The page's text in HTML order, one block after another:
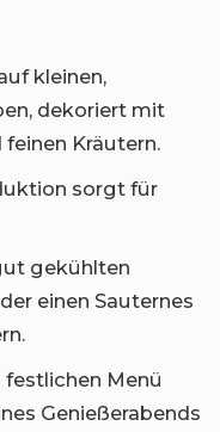
kleinen,
dekoriert mit
Kräutern.
sorgt für
gekühlten
einen Sauternes
Menü
Genießerabends